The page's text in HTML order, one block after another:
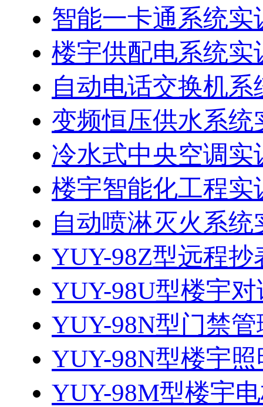
智能一卡通系统实
楼宇供配电系统实
自动电话交换机
变频恒压供水系统
冷水式中央空调实
楼宇智能化工程实
自动喷淋灭火系统
YUY-98Z型远程
YUY-98U型楼宇
YUY-98N型门禁
YUY-98N型楼宇
YUY-98M型楼宇